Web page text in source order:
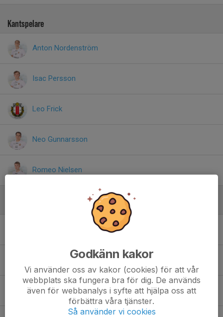
Kantspelare
Anton Nordenström
Isac Persson
Leo Frick
Neo Gunnarsson
Romeo Nielsen
Charlie Svantesson
Erik Väldesjö
Godkänn kakor
Vi använder oss av kakor (cookies) för att vår
webbplats ska fungera bra för dig. De används
även för webbanalys i syfte att hjälpa oss att
förbättra våra tjänster.
Så använder vi cookies